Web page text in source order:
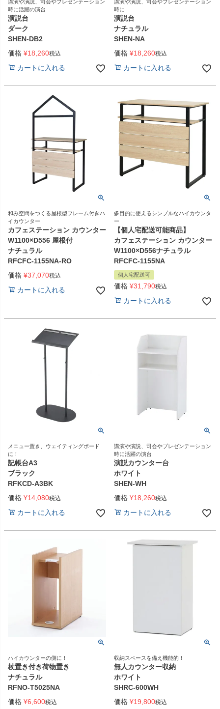
講演や演説、司会やプレゼンテーション
時に活躍の演台
演説台
ダーク
SHEN-DB2
価格 ¥18,260税込
カートに入れる
講演や演説、司会やプレゼンテーション
時に
演説台
ナチュラル
SHEN-NA
価格 ¥18,260税込
カートに入れる
和み空間をつくる屋根型フレーム付きハ
イカウンター
カフェステーション カウンター
W1100×D556 屋根付
ナチュラル
RFCFC-1155NA-RO
価格 ¥37,070税込
カートに入れる
多目的に使えるシンプルなハイカウンタ
ー
【個人宅配送可能商品】
カフェステーション カウンター
W1100×D556ナチュラル
RFCFC-1155NA
個人宅配送可
価格 ¥31,790税込
カートに入れる
メニュー置き、ウェイティングボード
に！
記帳台A3
ブラック
RFKCD-A3BK
価格 ¥14,080税込
カートに入れる
講演や演説、司会やプレゼンテーション
時に活躍の演台
演説カウンター台
ホワイト
SHEN-WH
価格 ¥18,260税込
カートに入れる
ハイカウンターの側に！
杖置き付き荷物置き
ナチュラル
RFNO-T5025NA
価格 ¥6,600税込
収納スペースを備え機能的！
無人カウンター収納
ホワイト
SHRC-600WH
価格 ¥19,800税込